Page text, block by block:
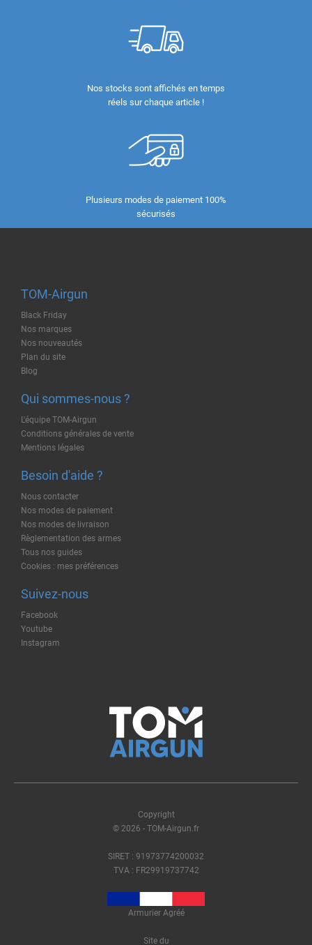
Nos stocks sont affichés en temps
réels sur chaque article !
Plusieurs modes de paiement 100%
sécurisés
TOM-Airgun
Black Friday
Nos marques
Nos nouveautés
Plan du site
Blog
Qui sommes-nous ?
L'équipe TOM-Airgun
Conditions générales de vente
Mentions légales
Besoin d'aide ?
Nous contacter
Nos modes de paiement
Nos modes de livraison
Règlementation des armes
Tous nos guides
Cookies : mes préférences
Suivez-nous
Facebook
Youtube
Instagram
Copyright
© 2026 - TOM-Airgun.fr
SIRET : 91973774200032
TVA : FR29919737742
Armurier Agréé
Site du